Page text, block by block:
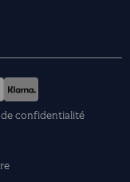
confidentialité